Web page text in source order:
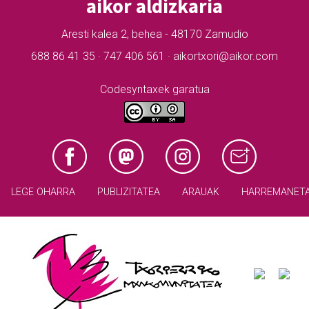
aikor aldizkaria
Aresti kalea 2, behea - 48170 Zamudio
688 86 41 35 · 747 406 561 · aikortxori@aikor.com
Codesyntaxek garatua
LEGE OHARRA PUBLIZITATEA ARAUAK